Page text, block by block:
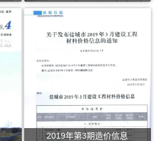
2019年第3期造价信息